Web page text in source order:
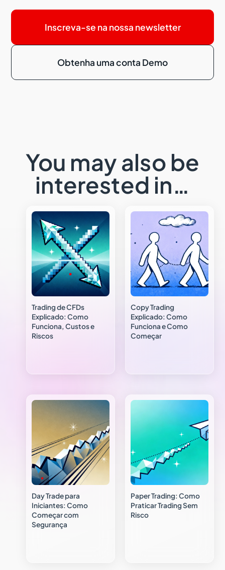
Inscreva-se na nossa newsletter
Obtenha uma conta Demo
You may also be
interested in…
Trading de CFDs
Explicado: Como
Funciona, Custos e
Riscos
Copy Trading
Explicado: Como
Funciona e Como
Começar
Day Trade para
Iniciantes: Como
Começar com
Segurança
Paper Trading: Como
Praticar Trading Sem
Risco